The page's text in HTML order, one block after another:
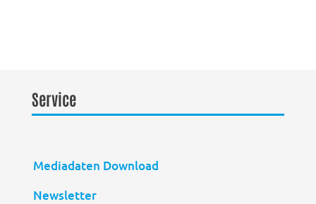
Service
Mediadaten Download
Newsletter